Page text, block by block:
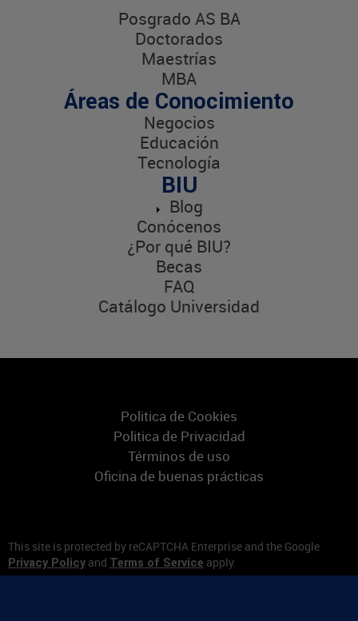
Posgrado AS BA
Doctorados
Maestrías
MBA
Áreas de Conocimiento
Negocios
Educación
Tecnología
BIU
Blog
Conócenos
¿Por qué BIU?
Becas
FAQ
Catálogo Universidad
Politica de Cookies
Politica de Privacidad
Términos de uso
Oficina de buenas prácticas
This site is protected by reCAPTCHA Enterprise and the Google
Privacy Policy and Terms of Service apply.